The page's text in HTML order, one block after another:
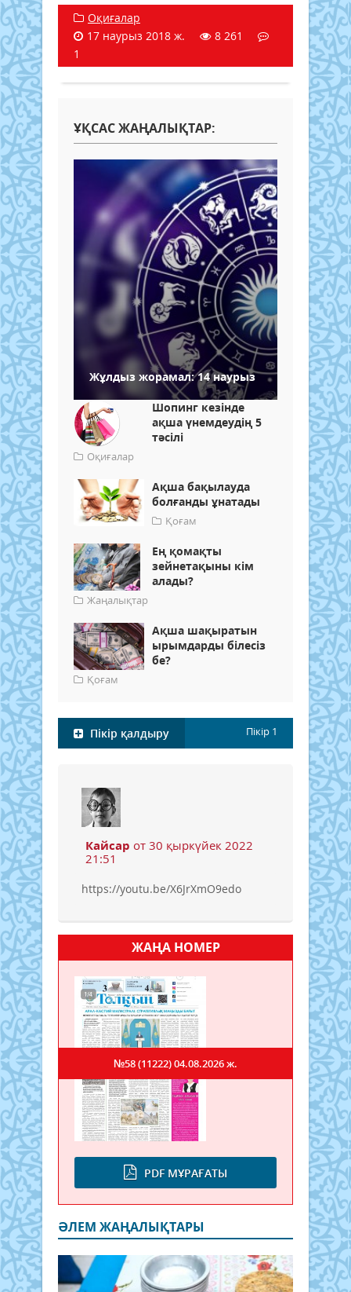
Оқиғалар
17 наурыз 2018 ж.
8 261
1
ҰҚСАС ЖАҢАЛЫҚТАР:
Жұлдыз жорамал: 14 наурыз
Шопинг кезінде
ақша үнемдеудің 5
тәсілі
Оқиғалар
Ақша бақылауда
болғанды ұнатады
Қоғам
Ең қомақты
зейнетақыны кім
алады?
Жаңалықтар
Ақша шақыратын
ырымдарды білесіз
бе?
Қоғам
Пікір қалдыру Пікір 1
Кайсар от 30 қыркүйек 2022
21:51
https://youtu.be/X6JrXmO9edo
ЖАҢА НОМЕР
PDF МҰРАҒАТЫ
№58 (11222)04.08.2026 ж.
ӘЛЕМ ЖАҢАЛЫҚТАРЫ